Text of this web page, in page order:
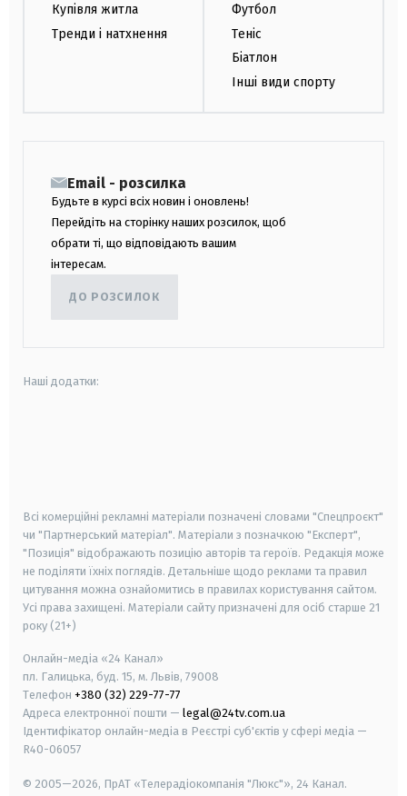
Купівля житла
Тренди і натхнення
Футбол
Теніс
Біатлон
Інші види спорту
Email - розсилка
Будьте в курсі всіх новин і оновлень!
Перейдіть на сторінку наших розсилок, щоб
обрати ті, що відповідають вашим
інтересам.
ДО РОЗСИЛОК
Наші додатки:
Всі комерційні рекламні матеріали позначені словами "Спецпроєкт"
чи "Партнерський матеріал". Матеріали з позначкою "Експерт",
"Позиція" відображають позицію авторів та героїв. Редакція може
не поділяти їхніх поглядів. Детальніше щодо реклами та правил
цитування можна ознайомитись в правилах користування сайтом.
Усі права захищені. Матеріали сайту призначені для осіб старше 21
року (21+)
Онлайн-медіа «24 Канал»
пл. Галицька, буд. 15, м. Львів, 79008
Телефон +380 (32) 229-77-77
Адреса електронної пошти — legal@24tv.com.ua
Ідентифікатор онлайн-медіа в Реєстрі суб'єктів у сфері медіа —
R40-06057
© 2005—2026, ПрАТ «Телерадіокомпанія "Люкс"», 24 Канал.